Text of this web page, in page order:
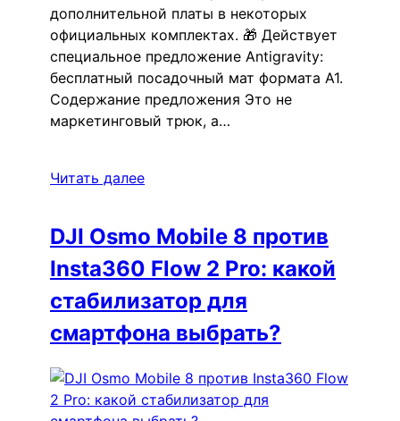
дополнительной платы в некоторых
официальных комплектах. 🎁 Действует
специальное предложение Antigravity:
бесплатный посадочный мат формата А1.
Содержание предложения Это не
маркетинговый трюк, а…
Читать далее
DJI Osmo Mobile 8 против
Insta360 Flow 2 Pro: какой
стабилизатор для
смартфона выбрать?